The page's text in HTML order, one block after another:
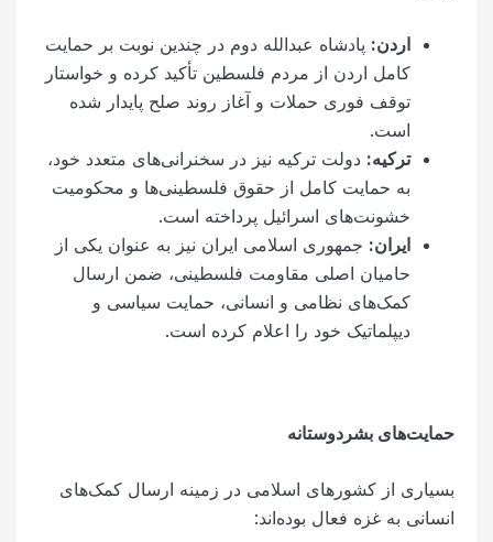
اردن:پادشاه عبدالله دوم در چندین نوبت بر حمایت
کامل اردن از مردم فلسطین تأکید کرده و خواستار
توقف فوری حملات و آغاز روند صلح پایدار شده
است.
ترکیه:دولت ترکیه نیز در سخنرانی‌های متعدد خود،
به حمایت کامل از حقوق فلسطینی‌ها و محکومیت
خشونت‌های اسرائیل پرداخته است.
ایران:جمهوری اسلامی ایران نیز به عنوان یکی از
حامیان اصلی مقاومت فلسطینی، ضمن ارسال
کمک‌های نظامی و انسانی، حمایت سیاسی و
دیپلماتیک خود را اعلام کرده است.
حمایت‌های بشردوستانه
بسیاری از کشورهای اسلامی در زمینه ارسال کمک‌های
انسانی به غزه فعال بوده‌اند: